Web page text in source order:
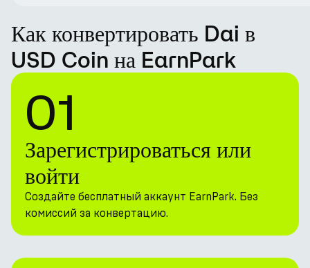
Как конвертировать Dai в
USD Coin на EarnPark
01
Зарегистрироваться или
войти
Создайте бесплатный аккаунт EarnPark. Без
комиссий за конвертацию.